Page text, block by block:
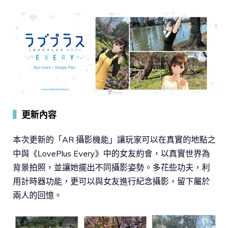
更新內容
本次更新的「AR 攝影機能」讓玩家可以在真實的地點之
中與《LovePlus Every》中的女友約會，以真實世界為
背景拍照，並讓她擺出不同攝影姿勢。多花些功夫，利
用計時器功能，更可以與女友進行紀念攝影，留下屬於
兩人的回憶。